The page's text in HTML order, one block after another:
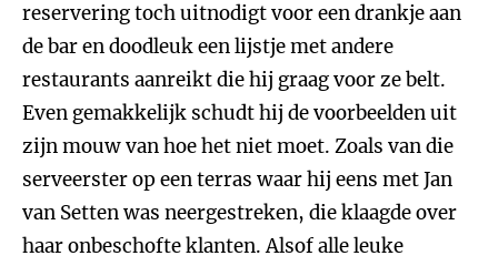
reservering toch uitnodigt voor een drankje aan
de bar en doodleuk een lijstje met andere
restaurants aanreikt die hij graag voor ze belt.
Even gemakkelijk schudt hij de voorbeelden uit
zijn mouw van hoe het niet moet. Zoals van die
serveerster op een terras waar hij eens met Jan
van Setten was neergestreken, die klaagde over
haar onbeschofte klanten. Alsof alle leuke